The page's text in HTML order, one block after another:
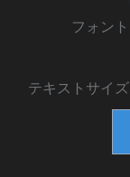
フォント
テキストサイズ